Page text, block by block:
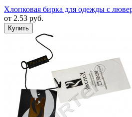
Хлопковая бирка для одежды с
от 2.53 руб.